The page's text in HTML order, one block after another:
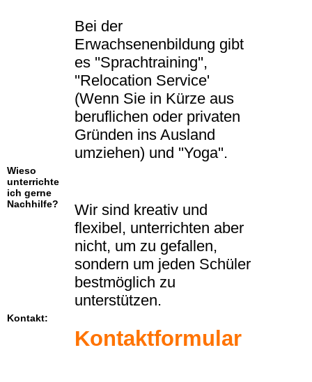
Bei der
Erwachsenenbildung gibt
es ''Sprachtraining'',
''Relocation Service'
(Wenn Sie in Kürze aus
beruflichen oder privaten
Gründen ins Ausland
umziehen) und ''Yoga''.
Wieso
unterrichte
ich gerne
Nachhilfe?
Wir sind kreativ und
flexibel, unterrichten aber
nicht, um zu gefallen,
sondern um jeden Schüler
bestmöglich zu
unterstützen.
Kontakt:
Kontaktformular